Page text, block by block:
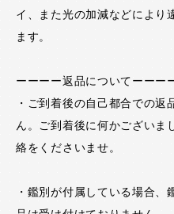
イ、また光の加減などにより
ます。
ーーーー返品についてーーー
・ご到着後の自己都合での
ん。ご到着後に何かございま
絡をくださいませ。
・鑑別が付属している場合、